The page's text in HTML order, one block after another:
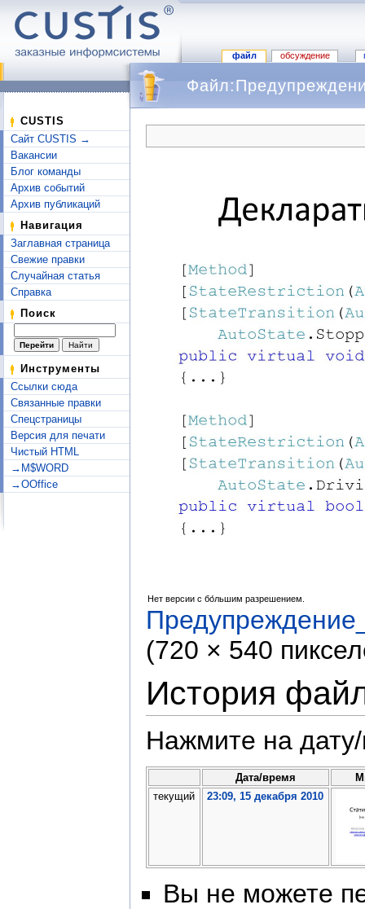
файл обсуждение
CUSTIS
Сайт CUSTIS →
Вакансии
Блог команды
Архив событий
Архив публикаций
Навигация
Заглавная страница
Свежие правки
Случайная статья
Справка
Поиск
Инструменты
Ссылки сюда
Связанные правки
Спецстраницы
Версия для печати
Чистый HTML
→M$WORD
→OOffice
Нет версии с бо́льшим разрешением.
(720 × 540
История
Нажмите на
Дата/время
текущий
23:09, 15 декабря 2010
Вы не можете